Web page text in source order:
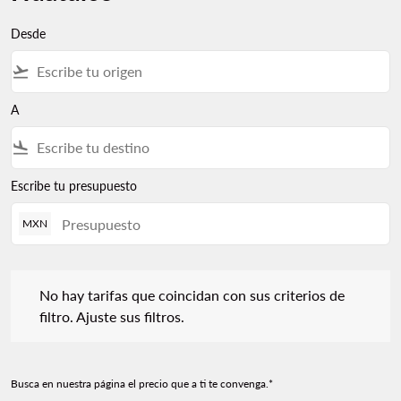
Desde
flight_takeoff
A
flight_land
Escribe tu presupuesto
MXN
No hay tarifas que coincidan con sus criterios de
filtro. Ajuste sus filtros.
Busca en nuestra página el precio que a ti te convenga.*